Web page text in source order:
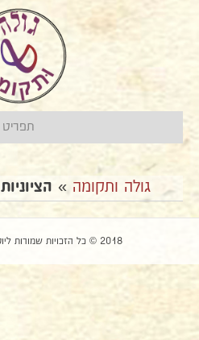
תפריט
גולה ותקומה » הציוניות 1
2018 © כל הזכויות שמורות ליוסי עופר "גולה ותקומה"